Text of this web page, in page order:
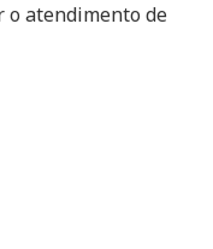
o atendimento de